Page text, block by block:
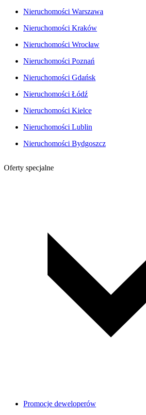
Nieruchomości Warszawa
Nieruchomości Kraków
Nieruchomości Wrocław
Nieruchomości Poznań
Nieruchomości Gdańsk
Nieruchomości Łódź
Nieruchomości Kielce
Nieruchomości Lublin
Nieruchomości Bydgoszcz
Oferty specjalne
Promocje deweloperów